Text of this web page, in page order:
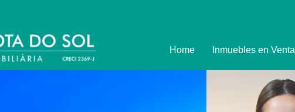
Home Inmuebles en Venta